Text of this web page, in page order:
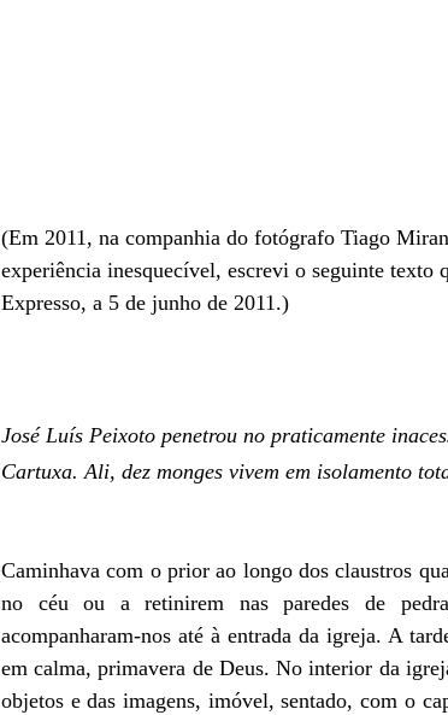
(Em 2011, na companhia do fotógrafo Tiago
experiência inesquecível, escrevi o seguinte
Expresso, a 5 de junho de 2011.)
José Luís Peixoto penetrou no praticamente
Cartuxa. Ali, dez monges vivem em isolamento
Caminhava com o prior ao longo dos claustros
no céu ou a retinirem nas paredes de
acompanharam-nos até à entrada da igreja. A
em calma, primavera de Deus. No interior da
objetos e das imagens, imóvel, sentado, com o